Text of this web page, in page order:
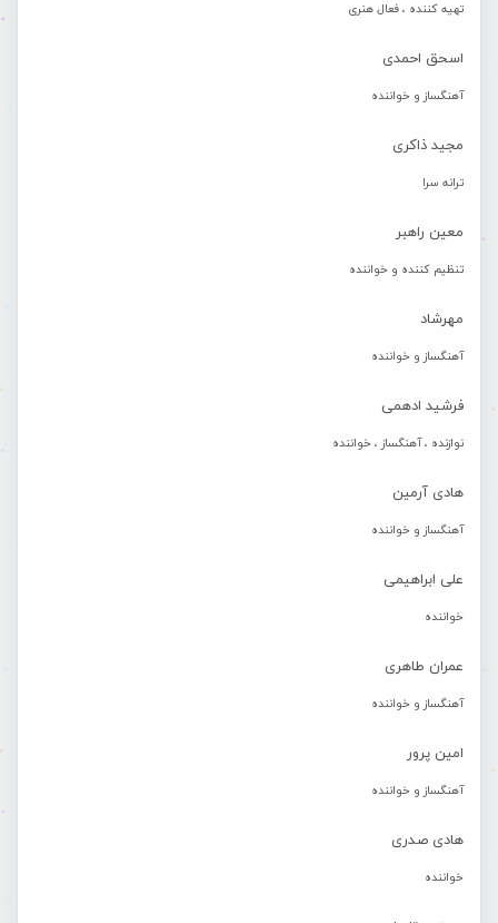
تهیه کننده ، فعال هنری
اسحق احمدی
آهنگساز و خواننده
مجید ذاکری
ترانه سرا
معین راهبر
تنظیم کننده و خواننده
مهرشاد
آهنگساز و خواننده
فرشید ادهمی
نوازنده ، آهنگساز ، خواننده
هادی آرمین
آهنگساز و خواننده
علی ابراهیمی
خواننده
عمران طاهری
آهنگساز و خواننده
امین پرور
آهنگساز و خواننده
هادی صدری
خواننده